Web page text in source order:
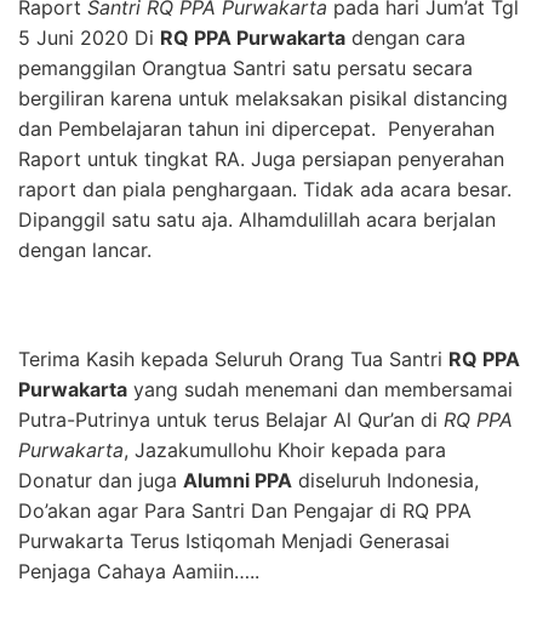
Raport Santri RQ PPA Purwakarta pada hari Jum’at Tgl
5 Juni 2020 Di RQ PPA Purwakarta dengan cara
pemanggilan Orangtua Santri satu persatu secara
bergiliran karena untuk melaksakan pisikal distancing
dan Pembelajaran tahun ini dipercepat. Penyerahan
Raport untuk tingkat RA. Juga persiapan penyerahan
raport dan piala penghargaan. Tidak ada acara besar.
Dipanggil satu satu aja. Alhamdulillah acara berjalan
dengan lancar.
Terima Kasih kepada Seluruh Orang Tua Santri RQ PPA
Purwakarta yang sudah menemani dan membersamai
Putra-Putrinya untuk terus Belajar Al Qur’an di RQ PPA
Purwakarta, Jazakumullohu Khoir kepada para
Donatur dan juga Alumni PPA diseluruh Indonesia,
Do’akan agar Para Santri Dan Pengajar di RQ PPA
Purwakarta Terus Istiqomah Menjadi Generasai
Penjaga Cahaya Aamiin…..